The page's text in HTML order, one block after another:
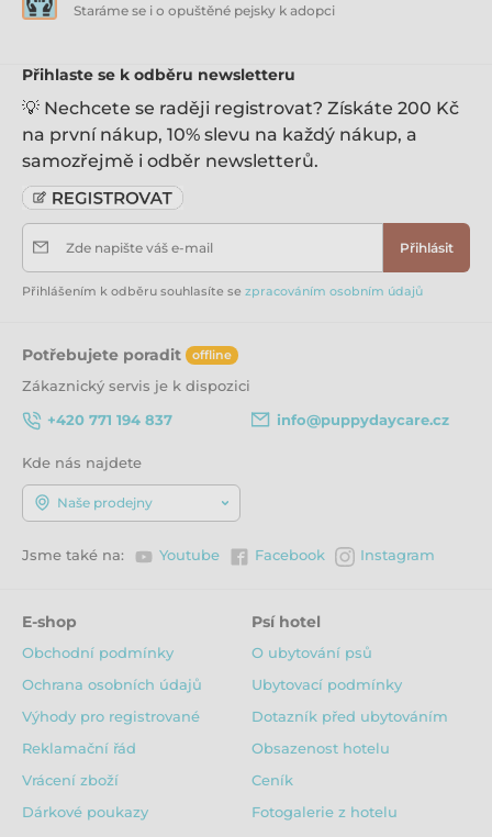
Staráme se i o opuštěné pejsky k adopci
Přihlaste se k odběru newsletteru
💡 Nechcete se raději registrovat? Získáte 200 Kč
na první nákup, 10% slevu na každý nákup, a
samozřejmě i odběr newsletterů.
Zde napište váš e-mail Přihlásit
Přihlášením k odběru souhlasíte se zpracováním osobním údajů
Potřebujete poradit offline
Zákaznický servis je k dispozici
+420 771 194 837
info@puppydaycare.cz
Kde nás najdete
Naše prodejny
Jsme také na: Youtube Facebook Instagram
E-shop
Obchodní podmínky
Ochrana osobních údajů
Výhody pro registrované
Reklamační řád
Vrácení zboží
Dárkové poukazy
Psí hotel
O ubytování psů
Ubytovací podmínky
Dotazník před ubytováním
Obsazenost hotelu
Ceník
Fotogalerie z hotelu